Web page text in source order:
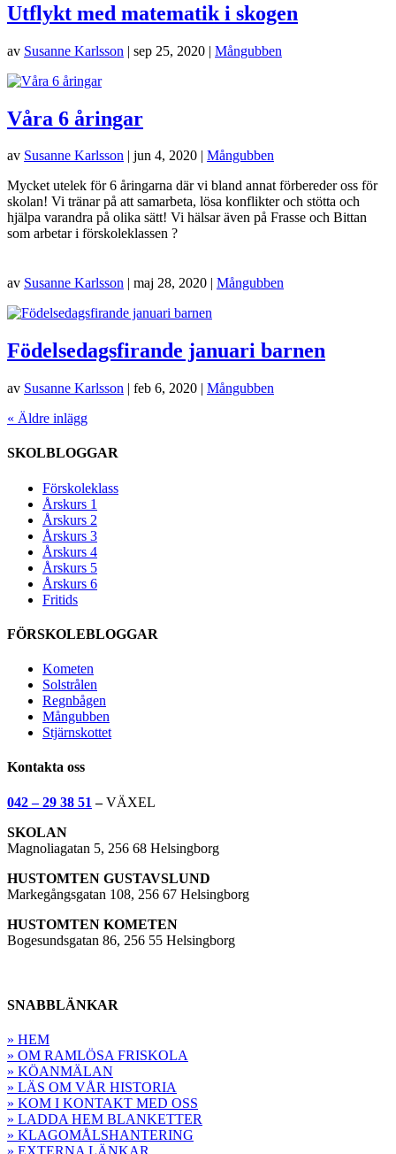
Utflykt med matematik i skogen
av Susanne Karlsson | sep 25, 2020 | Mångubben
Våra 6 åringar
av Susanne Karlsson | jun 4, 2020 | Mångubben
Mycket utelek för 6 åringarna där vi bland annat förbereder oss för
skolan! Vi tränar på att samarbeta, lösa konflikter och stötta och
hjälpa varandra på olika sätt! Vi hälsar även på Frasse och Bittan
som arbetar i förskoleklassen ?
av Susanne Karlsson | maj 28, 2020 | Mångubben
Födelsedagsfirande januari barnen
av Susanne Karlsson | feb 6, 2020 | Mångubben
« Äldre inlägg
SKOLBLOGGAR
Förskoleklass
Årskurs 1
Årskurs 2
Årskurs 3
Årskurs 4
Årskurs 5
Årskurs 6
Fritids
FÖRSKOLEBLOGGAR
Kometen
Solstrålen
Regnbågen
Mångubben
Stjärnskottet
Kontakta oss
042 – 29 38 51 –VÄXEL
SKOLAN
Magnoliagatan 5, 256 68 Helsingborg
HUSTOMTEN GUSTAVSLUND
Markegångsgatan 108, 256 67 Helsingborg
HUSTOMTEN KOMETEN
Bogesundsgatan 86, 256 55 Helsingborg
SNABBLÄNKAR
» HEM
» OM RAMLÖSA FRISKOLA
» KÖANMÄLAN
» LÄS OM VÅR HISTORIA
» KOM I KONTAKT MED OSS
» LADDA HEM BLANKETTER
» KLAGOMÅLSHANTERING